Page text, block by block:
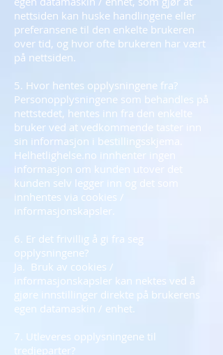
nettsiden kan huske handlingene eller
preferansene til den enkelte brukeren
over tid, og hvor ofte brukeren har vært
på nettsiden.
5. Hvor hentes opplysningene fra?
Personopplysningene som behandles på
nettstedet, hentes inn fra den enkelte
bruker ved at vedkommende taster inn
sin informasjon i bestillingsskjema.
Helhetlighelse.no innhenter ingen
informasjon om kunden utover det
kunden selv legger inn og det som
innhentes via cookies /
informasjonskapsler.
6. Er det frivillig å gi fra seg
opplysningene?
Ja. Bruk av cookies /
informasjonskapsler kan nektes ved å
gjøre innstillinger direkte på brukerens
egen datamaskin / enhet.
7. Utleveres opplysningene til
tredjeparter?